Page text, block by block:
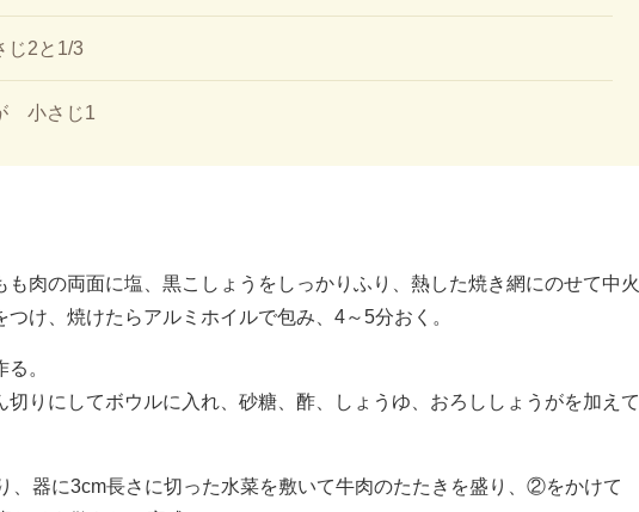
2と1/3
小さじ1
も肉の両面に塩、黒こしょうをしっかりふり、熱した焼き網にのせて中火
つけ、焼けたらアルミホイルで包み、4～5分おく。
。
切りにしてボウルに入れ、砂糖、酢、しょうゆ、おろししょうがを加えて
、器に3cm長さに切った水菜を敷いて牛肉のたたきを盛り、②をかけて